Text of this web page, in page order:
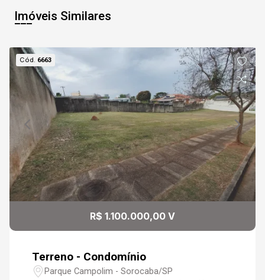
07
Aug/Fri
08
Aug/Sat
09
Aug/Sun
10
13:00
13:30
14:00
14:30
Continuar
Imóveis Similares
Cód. 6663
R$ 1.100.000,00 V
Terreno - Condomínio
Parque Campolim - Sorocaba/SP